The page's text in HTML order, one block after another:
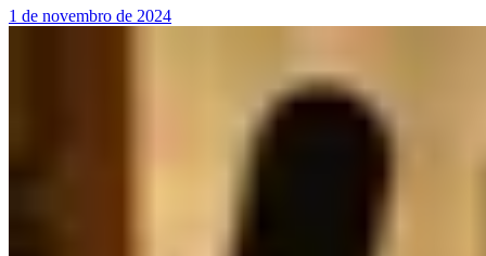
1 de novembro de 2024